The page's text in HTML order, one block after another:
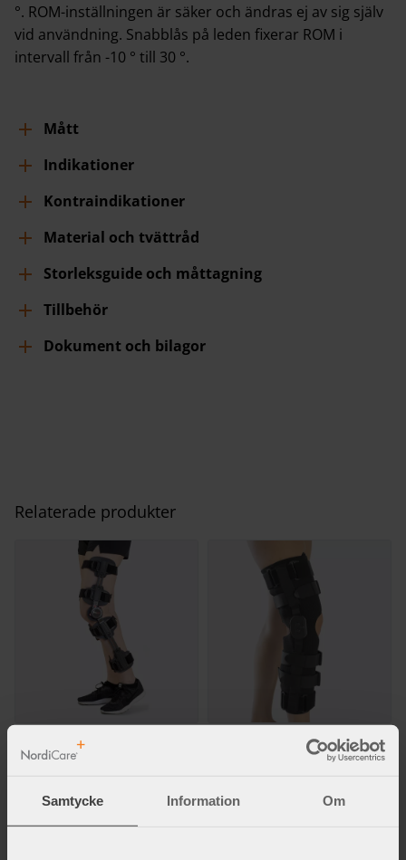
Samtycke Information Om
°. ROM-inställningen är säker och ändras ej av sig själv
vid användning. Snabblås på leden fixerar ROM i
intervall från -10 ° till 30 °.
Mått
Indikationer
Kontraindikationer
Material och tvättråd
Storleksguide och måttagning
Tillbehör
Dokument och bilagor
Relaterade produkter
TK ROM post-op knäortos
Efter skada eller operation.
AiryROM Post-op knäskydd
Stabiliserande knäskydd i